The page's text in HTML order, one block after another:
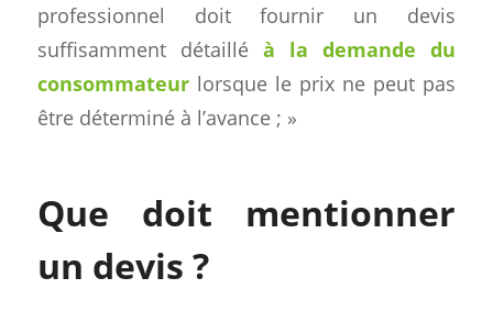
professionnel doit fournir un devis
suffisamment détaillé à la demande du
consommateurlorsque le prix ne peut pas
être déterminé à l’avance ; »
Que doit mentionner
un devis ?